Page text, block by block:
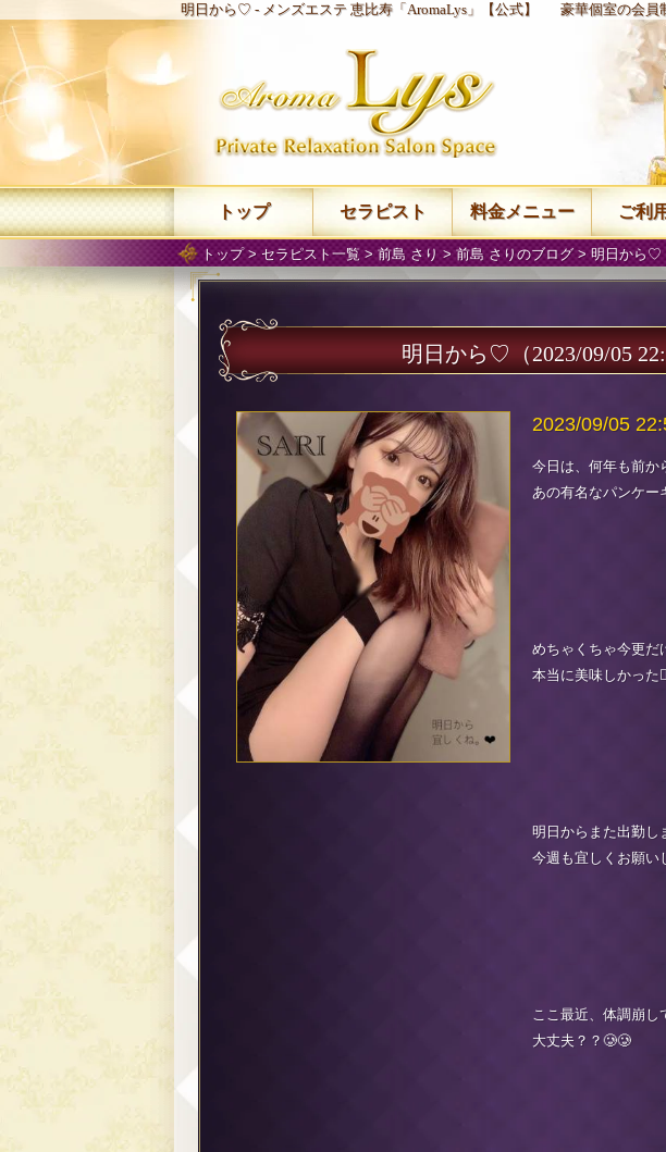
明日から♡ - メンズエステ 恵比寿「AromaLys」【公式】 豪華個室の会員
トップ> セラピスト一覧>前島 さり > 前島 さりのブログ> 明日から♡
明日から♡ （2023/09/05
2023/09/05
今日は、何年も前か
あの有名なパンケー
めちゃくちゃ今更だ
本当に美味しかった
明日からまた出勤
今週も宜しくお願い
ここ最近、体調崩し
大丈夫？？🥲🥲
トップ セラピスト 料金メニュー ご利